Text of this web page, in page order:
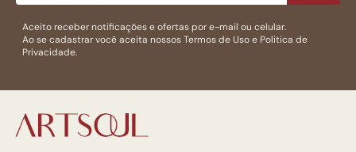
Aceito receber notificações e ofertas por e-mail ou celular.
Ao se cadastrar você aceita nossosTermos de Usoe Politica de
Privacidade.